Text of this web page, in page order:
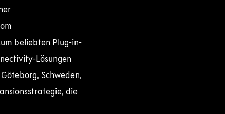
beliebten Plug-in-
Lösungen
Schweden,
die